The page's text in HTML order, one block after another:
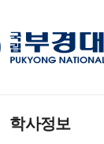
학사정보